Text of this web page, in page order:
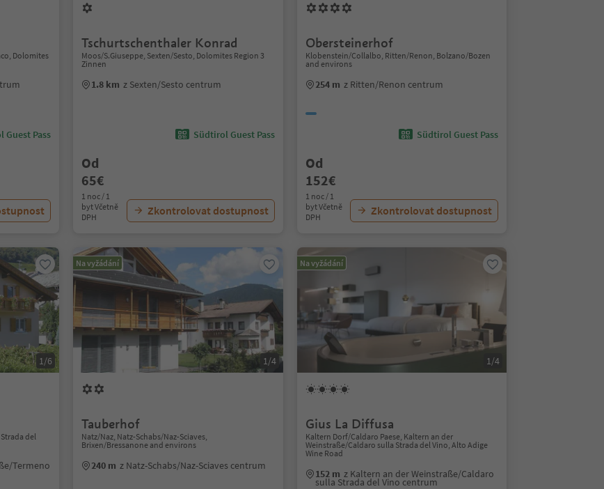
Dolomites
Guest Pass
Tschurtschenthaler Konrad
Moos/S.Giuseppe, Sexten/Sesto, Dolomites Region 3
Zinnen
1.8 km z Sexten/Sesto centrum
Südtirol Guest Pass
Od
65€
1 noc / 1
byt Včetně
DPH
Zkontrolovat dostupnost
Obersteinerhof
Klobenstein/Collalbo, Ritten/Renon, Bolzano/Bozen
and environs
254 m z Ritten/Renon centrum
Südtirol Guest Pass
Od
152€
1 noc / 1
byt Včetně
DPH
Zkontrolovat dostupnost
1/6
del
Termeno
Na vyžádání
1/4
Tauberhof
Natz/Naz, Natz-Schabs/Naz-Sciaves,
Brixen/Bressanone and environs
240 m z Natz-Schabs/Naz-Sciaves centrum
Na vyžádání
1/4
Gius La Diffusa
Kaltern Dorf/Caldaro Paese, Kaltern an der
Weinstraße/Caldaro sulla Strada del Vino, Alto Adige
Wine Road
152 m z Kaltern an der Weinstraße/Caldaro
sulla Strada del Vino centrum